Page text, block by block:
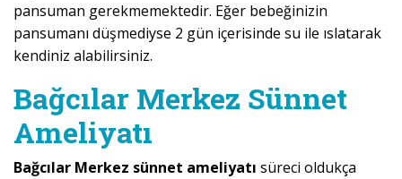
pansuman gerekmemektedir. Eğer bebeğinizin
pansumanı düşmediyse 2 gün içerisinde su ile ıslatarak
kendiniz alabilirsiniz.
Bağcılar Merkez Sünnet
Ameliyatı
Bağcılar Merkez sünnet ameliyatı süreci oldukça